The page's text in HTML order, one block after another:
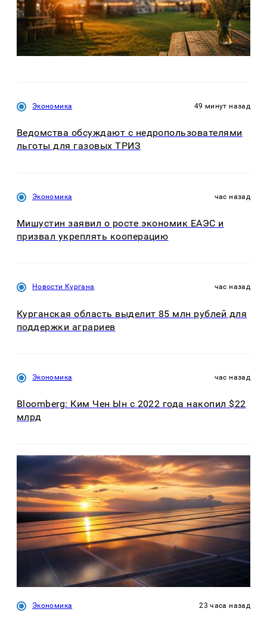
Экономика 49 минут назад
Ведомства обсуждают с недропользователями
льготы для газовых ТРИЗ
Экономика час назад
Мишустин заявил о росте экономик ЕАЭС и
призвал укреплять кооперацию
Новости Кургана час назад
Курганская область выделит 85 млн рублей для
поддержки аграриев
Экономика час назад
Bloomberg: Ким Чен Ын с 2022 года накопил $22
млрд
Экономика 23 часа назад